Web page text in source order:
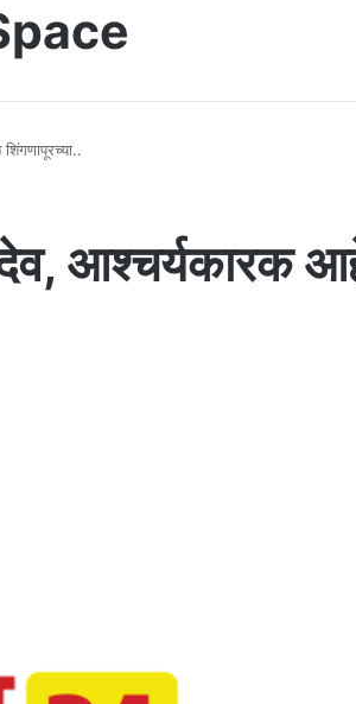
आश्चर्यकारक